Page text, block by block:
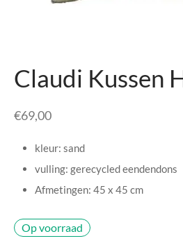
Claudi Kussen
€69,00
kleur: sand
vulling: gerecycled eendendons
Afmetingen: 45 x 45 cm
Op voorraad
Kussens
& Schalen